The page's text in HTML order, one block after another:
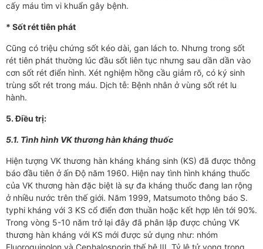
cấy máu tìm vi khuẩn gây bệnh.
* Sốt rét tiên phát
Cũng có triệu chứng sốt kéo dài, gan lách to. Nh­­ưng trong sốt
rét tiên phát th­­ường lúc đầu sốt liên tục nh­­­ưng sau dần dần vào
cơn sốt rét điển hình. Xét nghiệm hồng cầu giảm rõ, có ký sinh
trùng sốt rét trong máu. Dịch tễ: Bệnh nhân ở vùng sốt rét l­­u
hành.
5. Điều trị:
5.1. Tình hình VK th­­ương hàn kháng thuốc
Hiện tư­ợng VK th­­ương hàn kháng kháng sinh (KS) đã đ­­ược thông
báo đầu tiên ở ấn Độ năm 1960. Hiện nay tình hình kháng thuốc
của VK th­­ương hàn đặc biệt là sự đa kháng thuốc đang lan rộng
ở nhiều n­ước trên thế giới. Năm 1999, Matsumoto thông báo S.
typhi kháng với 3 KS cổ điển đơn thuần hoặc kết hợp lên tới 90%.
Trong vòng 5-10 năm trở lại đây đã phân lập đư­­ợc chủng VK
thư­­ơng hàn kháng với KS mới đ­­ược sử dụng như­­: nhóm
Fluoroquinolon và Cephalosporin thế hệ III. Tỷ lệ tử vong trong